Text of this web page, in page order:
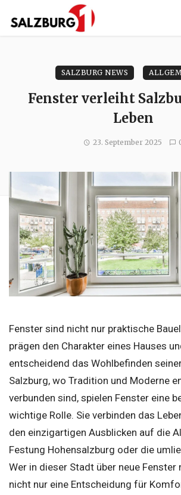
SALZBURG NEWS
Fenster verleiht
Leben
23. September 2025
Fenster sind nicht nur praktische
prägen den Charakter eines Hauses
entscheidend das Wohlbefinden
Salzburg, wo Tradition und Moderne
verbunden sind, spielen Fenster eine
wichtige Rolle. Sie verbinden das
den einzigartigen Ausblicken auf die
Festung Hohensalzburg oder die
Wer in dieser Stadt über neue
nicht nur eine Entscheidung für